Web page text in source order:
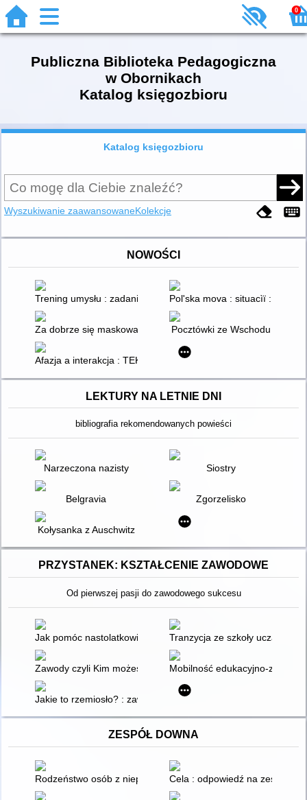
0
Publiczna Biblioteka Pedagogiczna
w Obornikach
Katalog księgozbioru
Katalog księgozbioru
Wyszukiwanie zaawansowaneKolekcje
NOWOŚCI
Trening umysłu : zadania dla nastolatkówPol'ska mova : situacìï : bank,
Za dobrze się maskowałam : rozmowy o doświadczeniach
Pocztówki ze Wschodu
Afazja a interakcja : TEKST - metaTEKST - konTEKST
LEKTURY NA LETNIE DNI
bibliografia rekomendowanych powieści
Narzeczona nazisty Siostry
Belgravia Zgorzelisko
Kołysanka z Auschwitz
PRZYSTANEK: KSZTAŁCENIE ZAWODOWE
Od pierwszej pasji do zawodowego sukcesu
Jak pomóc nastolatkowi w wyborach edukacyjno-
Tranzycja ze szkoły uczącej
Zawody czyli Kim możesz zostaćMobilność edukacyjno-
Jakie to rzemiosło? : zawody dawniej i dziś
ZESPÓŁ DOWNA
Rodzeństwo osób z niepełnosprawnościąCela : odpowiedź na zespół